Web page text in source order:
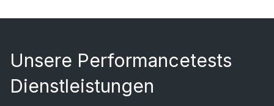
Unsere Performancetests
Dienstleistungen